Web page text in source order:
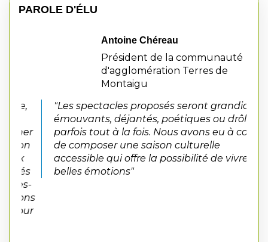
PAROLE D'ÉLU
Antoine Chéreau
Président de la communauté
d'agglomération Terres de
Montaigu
"Les spectacles proposés seront grandioses,
émouvants, déjantés, poétiques ou drôles,
parfois tout à la fois. Nous avons eu à cœur
de composer une saison culturelle
accessible qui offre la possibilité de vivre de
belles émotions"